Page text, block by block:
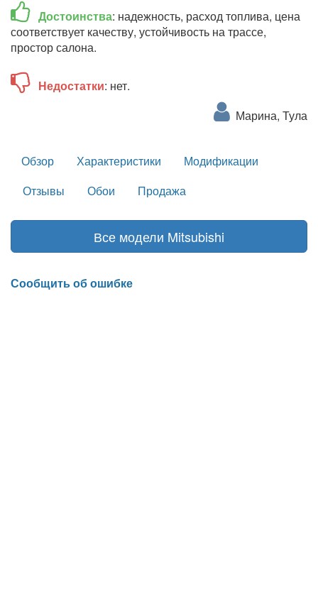
Достоинства: надежность, расход топлива, цена
соответствует качеству, устойчивость на трассе,
простор салона.
Недостатки: нет.
Марина, Тула
Обзор Характеристики
Модификации
Отзывы
Обои Продажа
Все модели Mitsubishi
Сообщить об ошибке